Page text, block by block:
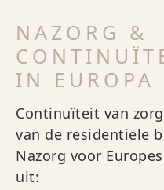
NAZORG &
IN EUROPA
Continuïteit van
van de residentiële
Nazorg voor
uit: